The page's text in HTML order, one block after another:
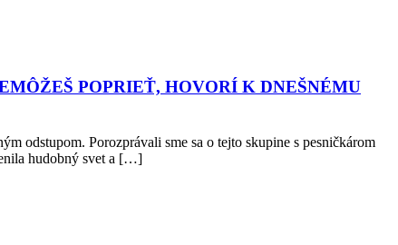
POPRIEŤ, HOVORÍ K DNEŠNÉMU
odstupom. Porozprávali sme sa o tejto skupine s pesničkárom
hudobný svet a […]